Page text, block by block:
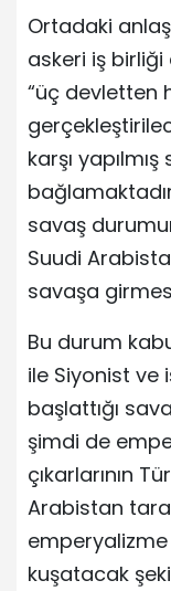
Ortadaki
askeri iş birliği
“üç devletten
karşı yapılmış
savaş
Suudi
savaşa
Bu durum
ile Siyonist ve
başlattığı
şimdi de
çıkarlarının
Arabistan
emperyalizme
kuşatacak